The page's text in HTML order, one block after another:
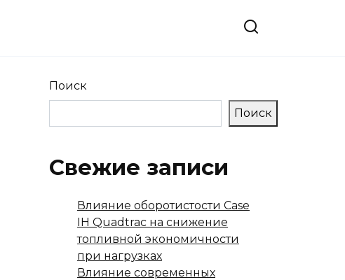
Поиск
Поиск
Свежие записи
Влияние оборотистости Case
IH Quadtrac на снижение
топливной экономичности
при нагрузках
Влияние современных